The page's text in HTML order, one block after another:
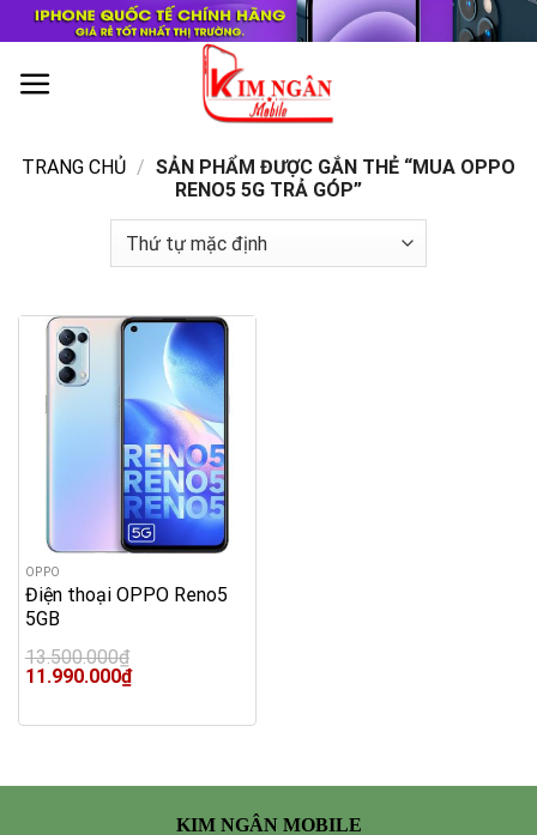
Skip
to
content
TRANG CHỦ / SẢN PHẨM ĐƯỢC GẮN THẺ “MUA OPPO
RENO5 5G TRẢ GÓP”
OPPO
Điện thoại OPPO Reno5
5GB
13.500.000₫
Original
13.500.000₫.
11.990.000₫Current
11.990.000₫.
KIM NGÂN MOBILE